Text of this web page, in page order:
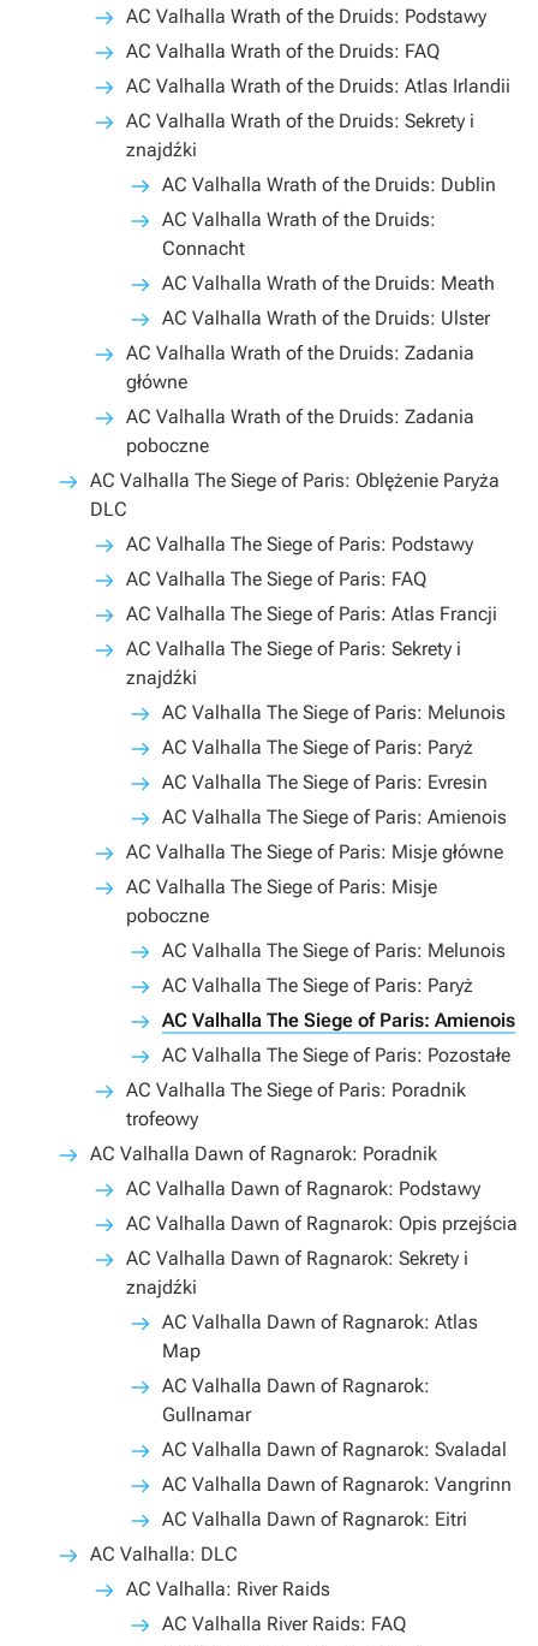
AC Valhalla Wrath of the Druids: Podstawy
AC Valhalla Wrath of the Druids: FAQ
AC Valhalla Wrath of the Druids: Atlas Irlandii
AC Valhalla Wrath of the Druids: Sekrety i
znajdźki
AC Valhalla Wrath of the Druids: Dublin
AC Valhalla Wrath of the Druids:
Connacht
AC Valhalla Wrath of the Druids: Meath
AC Valhalla Wrath of the Druids: Ulster
AC Valhalla Wrath of the Druids: Zadania
główne
AC Valhalla Wrath of the Druids: Zadania
poboczne
AC Valhalla The Siege of Paris: Oblężenie Paryża
DLC
AC Valhalla The Siege of Paris: Podstawy
AC Valhalla The Siege of Paris: FAQ
AC Valhalla The Siege of Paris: Atlas Francji
AC Valhalla The Siege of Paris: Sekrety i
znajdźki
AC Valhalla The Siege of Paris: Melunois
AC Valhalla The Siege of Paris: Paryż
AC Valhalla The Siege of Paris: Evresin
AC Valhalla The Siege of Paris: Amienois
AC Valhalla The Siege of Paris: Misje główne
AC Valhalla The Siege of Paris: Misje
poboczne
AC Valhalla The Siege of Paris: Melunois
AC Valhalla The Siege of Paris: Paryż
AC Valhalla The Siege of Paris: Amienois
AC Valhalla The Siege of Paris: Pozostałe
AC Valhalla The Siege of Paris: Poradnik
trofeowy
AC Valhalla Dawn of Ragnarok: Poradnik
AC Valhalla Dawn of Ragnarok: Podstawy
AC Valhalla Dawn of Ragnarok: Opis przejścia
AC Valhalla Dawn of Ragnarok: Sekrety i
znajdźki
AC Valhalla Dawn of Ragnarok: Atlas
Map
AC Valhalla Dawn of Ragnarok:
Gullnamar
AC Valhalla Dawn of Ragnarok: Svaladal
AC Valhalla Dawn of Ragnarok: Vangrinn
AC Valhalla Dawn of Ragnarok: Eitri
AC Valhalla: DLC
AC Valhalla: River Raids
AC Valhalla River Raids: FAQ